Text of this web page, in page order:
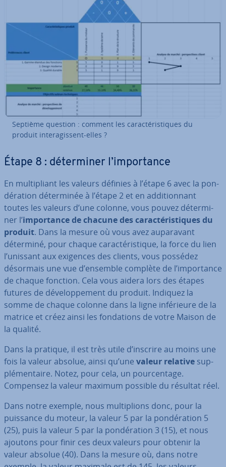
Septième question : comment les ca­rac­té­ris­tiques du
produit in­te­ra­gis­sent-elles ?
Étape 8 : dé­ter­mi­ner l’im­por­tance
En mul­ti­pliant les valeurs définies à l’étape 6 avec la pon­
dé­ra­tion dé­ter­mi­née à l’étape 2 et en ad­di­tion­nant
toutes les valeurs d’une colonne, vous pouvez dé­ter­mi­
ner l’im­por­tance de chacune des ca­rac­té­ris­tiques du
produit. Dans la mesure où vous avez au­pa­ra­vant
déterminé, pour chaque ca­rac­té­ris­tique, la force du lien
l’unissant aux exigences des clients, vous possédez
désormais une vue d’ensemble complète de l’im­por­tance
de chaque fonction. Cela vous aidera lors des étapes
futures de dé­ve­lop­pe­ment du produit. Indiquez la
somme de chaque colonne dans la ligne in­fé­rieure de la
matrice et créez ainsi les fon­da­tions de votre Maison de
la qualité.
Dans la pratique, il est très utile d’inscrire au moins une
fois la valeur absolue, ainsi qu’une valeur relative sup­
plé­men­taire. Notez, pour cela, un pour­cen­tage.
Compensez la valeur maximum possible du résultat réel.
Dans notre exemple, nous mul­ti­plions donc, pour la
puissance du moteur, la valeur 5 par la pon­dé­ra­tion 5
(25), puis la valeur 5 par la pon­dé­ra­tion 3 (15), et nous
ajoutons pour finir ces deux valeurs pour obtenir la
valeur absolue (40). Dans la mesure où, dans notre